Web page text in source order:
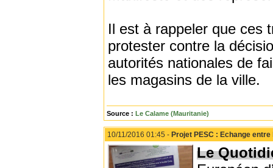
Il est à rappeler que ces
protester contre la
autorités nationales de
les magasins de la ville.
Source : Le Calame (Mauritanie)
10/11/2016 01:45 - Projet PESC : Echange
Le